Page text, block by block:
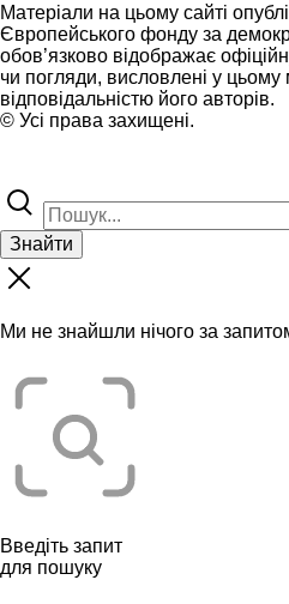
Матеріали на цьому сайті
Європейського фонду за
обов’язково відображає
чи погляди, висловлені у
відповідальністю його авторів.
© Усі права захищені.
Знайти
Ми не знайшли нічого за
Введіть запит
для пошуку